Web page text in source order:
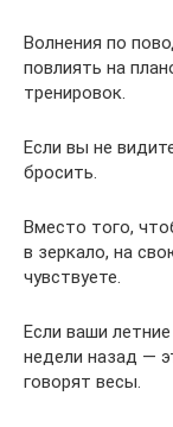
Волнения по
повлиять на
тренировок.
Если вы не
бросить.
Вместо того,
в зеркало, на
чувствуете.
Если ваши
недели назад —
говорят весы.